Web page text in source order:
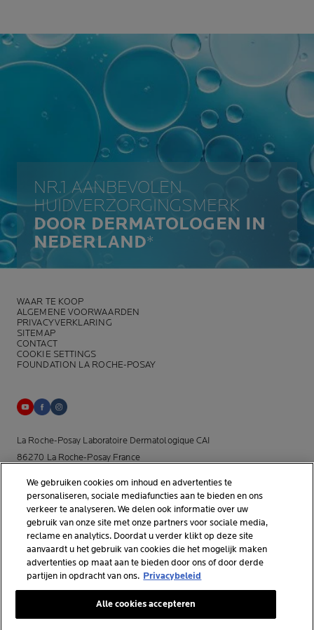
NR.1 AANBEVOLEN
HUIDVERZORGINGSMERK
DOOR DERMATOLOGEN IN
NEDERLAND*
WAAR TE KOOP
ALGEMENE VOORWAARDEN
PRIVACYVERKLARING
SITEMAP
CONTACT
COOKIE SETTINGS
FOUNDATION LA ROCHE-POSAY
La Roche-Posay Laboratoire Dermatologique CAI
86270 La Roche-Posay France
*Onderzoek uitgevoerd binnen de dermo-cosmetische
huidverzorgingsmarkt door APLUSA en haar partners van januari tot
april 2025, onder 56 dermatologen in Nederland.
© La Roche-Posay
© Centre Thermal de La Roche-Posay
We gebruiken cookies om inhoud en advertenties te
personaliseren, sociale mediafuncties aan te bieden en ons
verkeer te analyseren. We delen ook informatie over uw
gebruik van onze site met onze partners voor sociale media,
reclame en analytics. Doordat u verder klikt op deze site
aanvaardt u het gebruik van cookies die het mogelijk maken
advertenties op maat aan te bieden door ons of door derde
partijen in opdracht van ons. Privacybeleid
Alle cookies accepteren